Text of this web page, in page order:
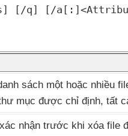
q] [/
sách một hoặc nhiều
mục được chỉ định, tất
nhận trước khi xóa file